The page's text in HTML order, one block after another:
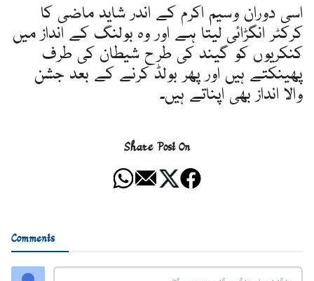
اسی دوران وسیم اکرم کے اندر شاید ماضی کا
کرکٹر انگڑائی لیتا ہے اور وہ بولنگ کے انداز میں
کنکریوں کو گیند کی طرح شیطان کی طرف
پھینکتے ہیں اور پھر بولڈ کرنے کے بعد جشن
والا انداز بھی اپناتے ہیں۔
Share Post On
Comments